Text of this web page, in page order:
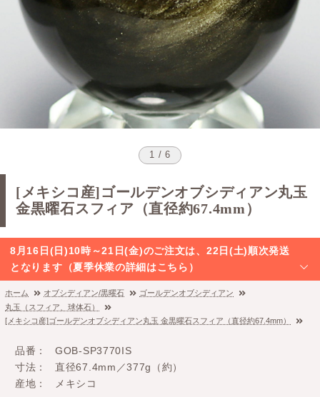
1 / 6
[メキシコ産]ゴールデンオブシディアン丸玉
金黒曜石スフィア（直径約67.4mm）
8月16日(日)10時～21日(金)のご注文は、22日(土)順次発送
となります（夏季休業の詳細はこちら）
ホーム オブシディアン/黒曜石
ゴールデンオブシディアン
丸玉（スフィア、球体石）
[メキシコ産]ゴールデンオブシディアン丸玉 金黒曜石スフィア（直径約67.4mm）
品番
GOB-SP3770IS
寸法
直径67.4mm／377g（約）
産地
メキシコ